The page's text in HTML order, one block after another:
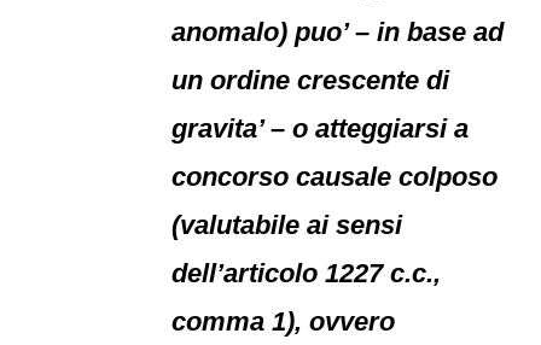
anomalo) puo’ – in base ad
un ordine crescente di
gravita’ – o atteggiarsi a
concorso causale colposo
(valutabile ai sensi
dell’articolo 1227 c.c.,
comma 1), ovvero